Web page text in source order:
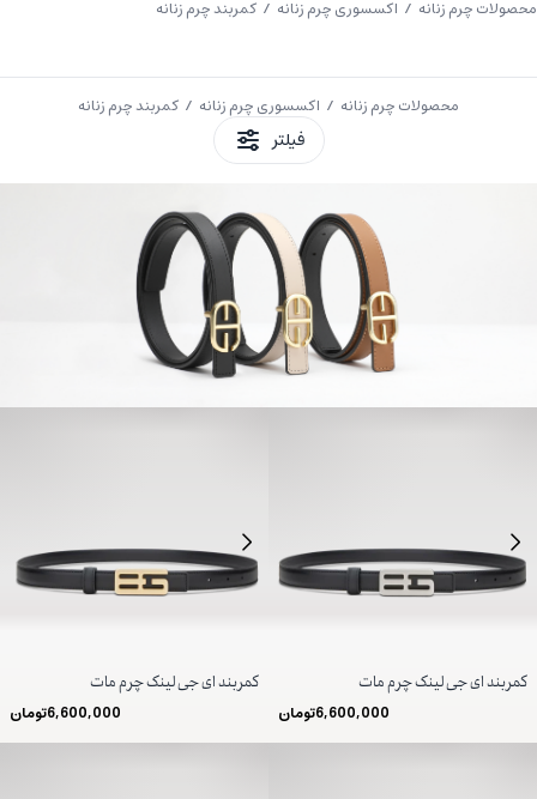
محصولات چرم زنانه / اکسسوری چرم زنانه / کمربند چرم زنانه
محصولات چرم زنانه / اکسسوری چرم زنانه / کمربند چرم زنانه
فیلتر
کمربند ای جی لینک چرم مات
6,600,000تومان
کمربند ای جی لینک چرم مات
6,600,000تومان